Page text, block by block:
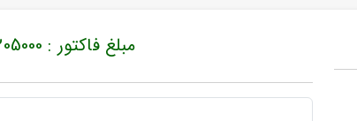
مبلغ فاکتور : 205000 تومان